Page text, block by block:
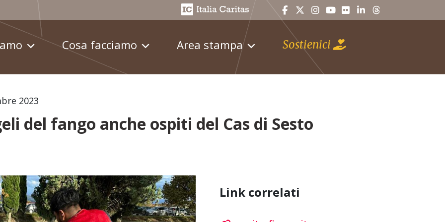
Cosa facciamo Area stampa Sostienici
2023
del fango anche ospiti del Cas di Sesto
Link correlati